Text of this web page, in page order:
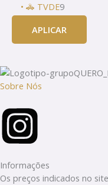
• 🚓 TVDE9
APLICAR
Sobre Nós
Informações
Os preços indicados no site